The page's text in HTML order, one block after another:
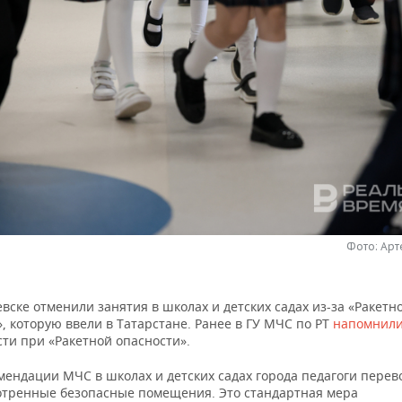
Фото:
отменили занятия в школах и детских садах из-за
которую ввели в Татарстане. Ранее в ГУ МЧС по РТ напомнили
при «Ракетной опасности».
МЧС в школах и детских садах города педагоги
безопасные помещения. Это стандартная мера